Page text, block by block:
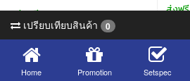
ส่งฟรี
12,850 views 14,800.- ส่งฟรี
เปรียบเทียบสินค้า 0
Home Promotion Setspec